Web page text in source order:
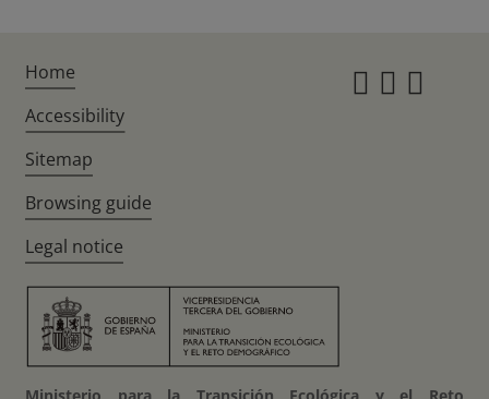
Home
Accessibility
Sitemap
Browsing guide
Legal notice